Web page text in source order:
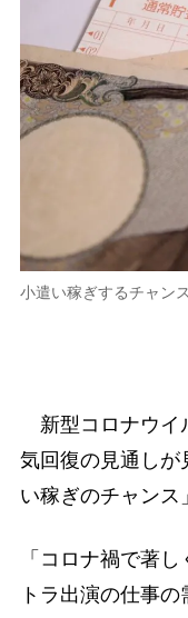
小遣い稼ぎするチャン
新型コロナウイ
気回復の見通しが
い稼ぎのチャンス
「コロナ禍で著
トラ出演の仕事